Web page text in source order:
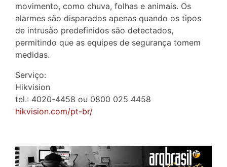
movimento, como chuva, folhas e animais. Os
alarmes são disparados apenas quando os tipos
de intrusão predefinidos são detectados,
permitindo que as equipes de segurança tomem
medidas.
Serviço:
Hikvision
tel.: 4020-4458 ou 0800 025 4458
hikvision.com/pt-br/